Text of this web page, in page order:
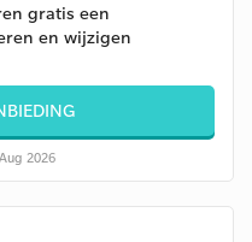
gratis een
en wijzigen
2026